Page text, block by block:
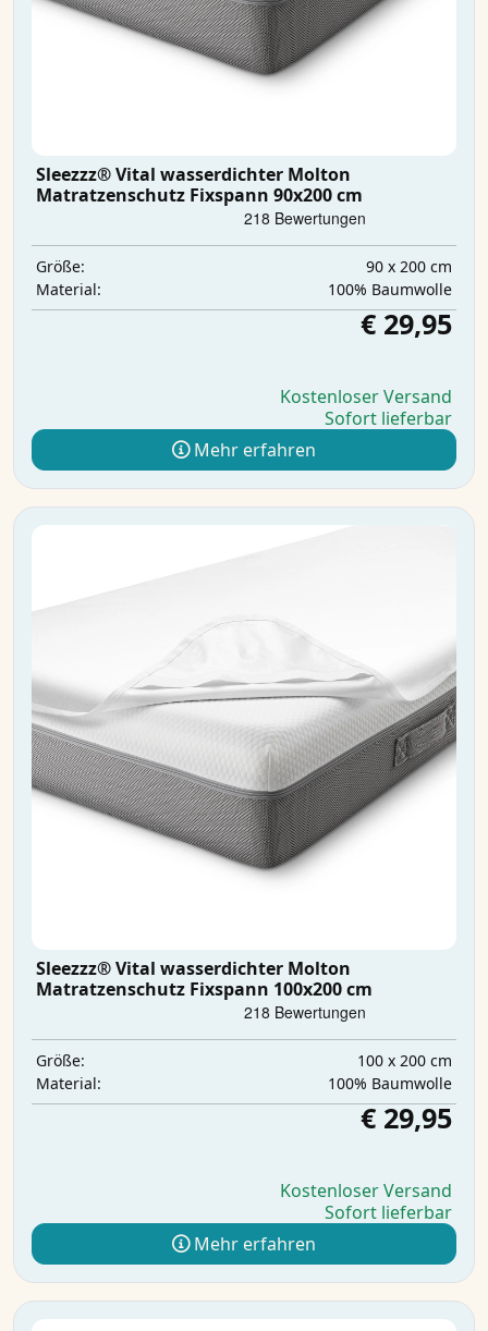
Sleezzz® Vital wasserdichter Molton
Matratzenschutz Fixspann 90x200 cm
Größe:
90 x 200 cm
Material:
100% Baumwolle
€ 29,95
Kostenloser Versand
Sofort lieferbar
Mehr erfahren
Sleezzz® Vital wasserdichter Molton
Matratzenschutz Fixspann 100x200 cm
Größe:
100 x 200 cm
Material:
100% Baumwolle
€ 29,95
Kostenloser Versand
Sofort lieferbar
Mehr erfahren